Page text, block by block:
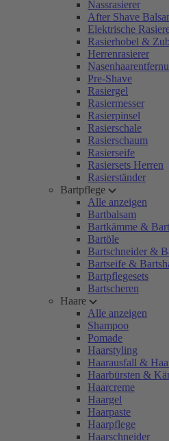
Nassrasierer
After Shave
Elektrische
Rasierhobel &
Herrenrasierer
Pre-Shave
Rasiergel
Rasiermesser
Rasierpinsel
Rasierschale
Rasierschaum
Rasierseife
Rasiersets Herren
Rasierständer
Bartpflege
Alle anzeigen
Bartbalsam
Bartkämme &
Bartöle
Bartschneider &
Bartseife &
Bartpflegesets
Bartscheren
Haare
Alle anzeigen
Shampoo
Pomade
Haarstyling
Haarausfall &
Haarbürsten &
Haarcreme
Haargel
Haarpaste
Haarpflege
Haarschneider